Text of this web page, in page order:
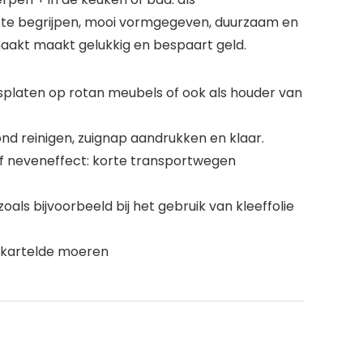
begrijpen, mooi vormgegeven, duurzaam en
maakt gelukkig en bespaart geld.
op rotan meubels of ook als houder van
reinigen, zuignap aandrukken en klaar.
neveneffect: korte transportwegen
bijvoorbeeld bij het gebruik van kleeffolie
moeren